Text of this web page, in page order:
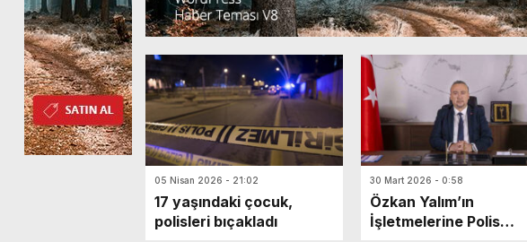
05 Nisan 2026 - 21:02
17 yaşındaki çocuk,
polisleri bıçakladı
30 Mart 2026 - 0:58
Özkan Yalım’ın
İşletmelerine Polis